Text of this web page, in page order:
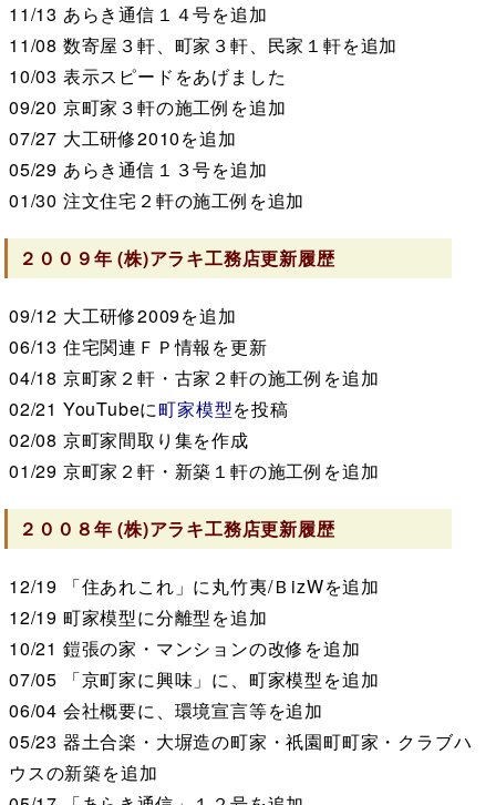
11/13 あらき通信１４号を追加
11/08 数寄屋３軒、町家３軒、民家１軒を追加
10/03 表示スピードをあげました
09/20 京町家３軒の施工例を追加
07/27 大工研修2010を追加
05/29 あらき通信１３号を追加
01/30 注文住宅２軒の施工例を追加
２００９年(株)アラキ工務店更新履歴
09/12 大工研修2009を追加
06/13 住宅関連ＦＰ情報を更新
04/18 京町家２軒・古家２軒の施工例を追加
02/21 YouTubeに町家模型を投稿
02/08 京町家間取り集を作成
01/29 京町家２軒・新築１軒の施工例を追加
２００８年(株)アラキ工務店更新履歴
12/19 「住あれこれ」に丸竹夷/ＢizWを追加
12/19 町家模型に分離型を追加
10/21 鎧張の家・マンションの改修を追加
07/05 「京町家に興味」に、町家模型を追加
06/04 会社概要に、環境宣言等を追加
05/23 器土合楽・大塀造の町家・祇園町町家・クラブハ
ウスの新築を追加